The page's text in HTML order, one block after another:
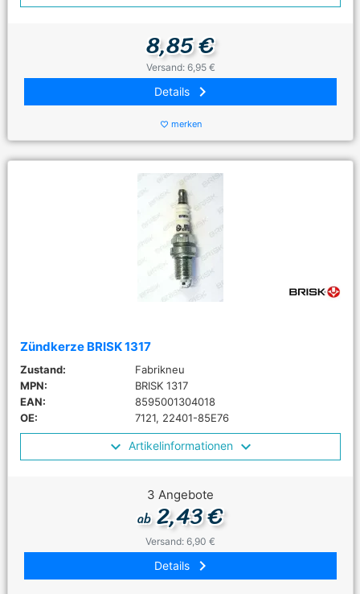
8,85 €
Versand: 6,95 €
Details keyboard_arrow_right
favorite_border merken
Zündkerze BRISK 1317
Zustand:
Fabrikneu
MPN:
BRISK 1317
EAN:
8595001304018
OE:
7121, 22401-85E76
Artikelinformationen
3 Angebote
ab2,43 €
Versand: 6,90 €
Details keyboard_arrow_right